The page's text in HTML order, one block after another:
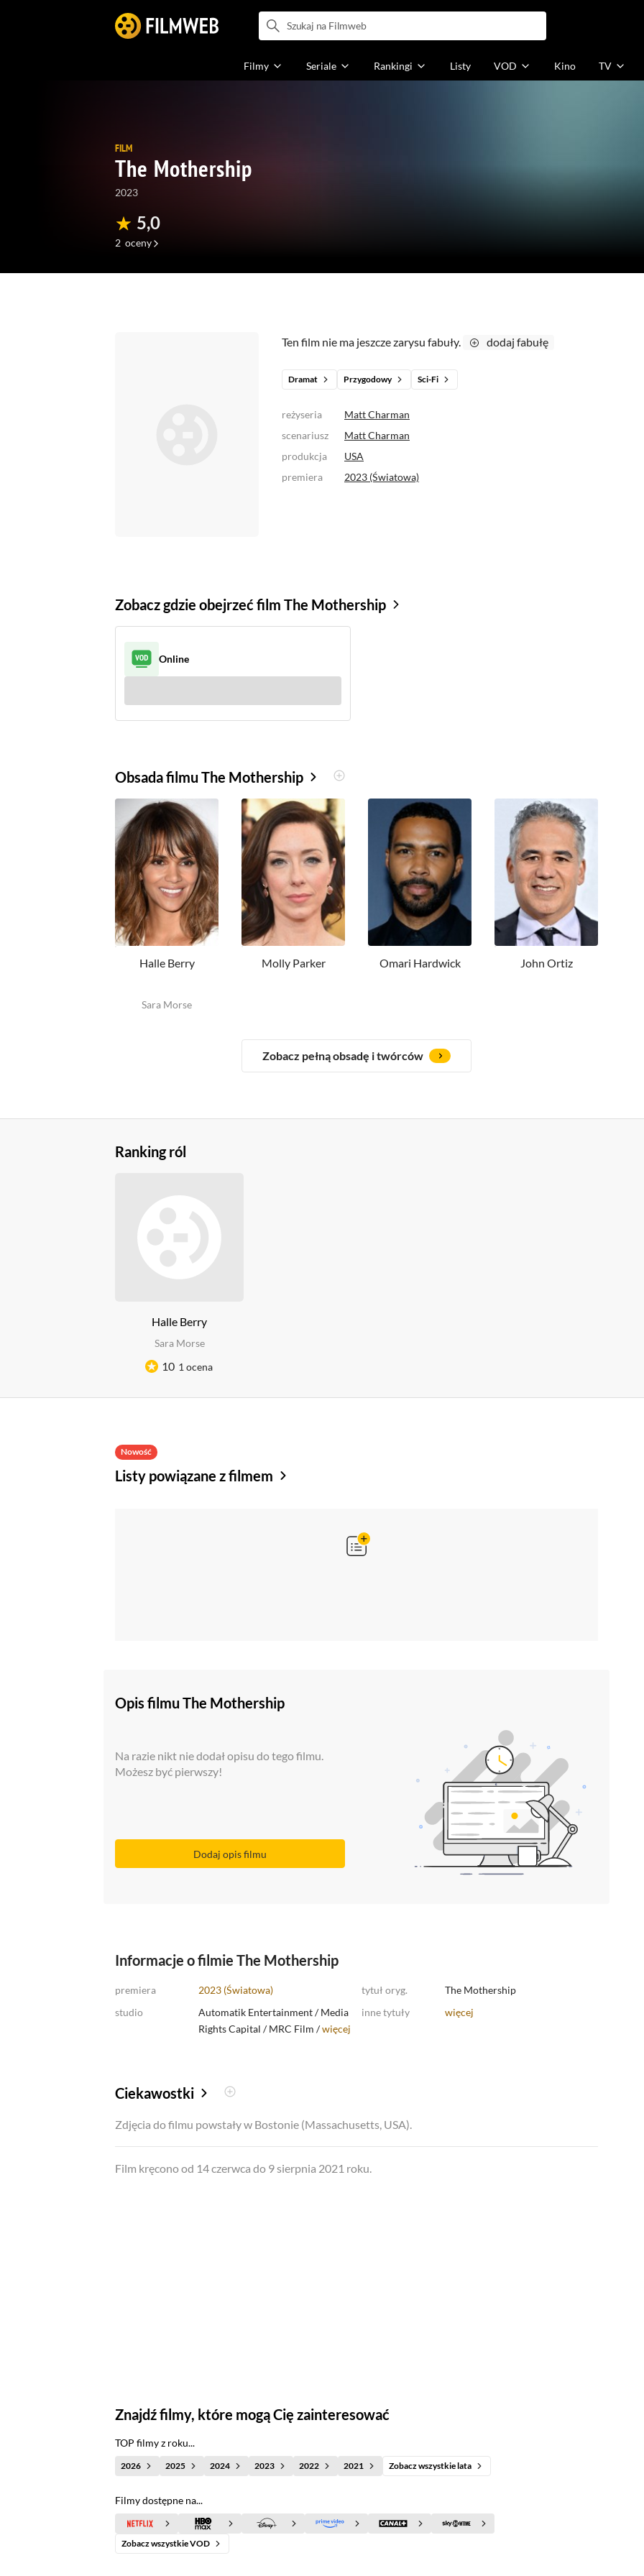
Filmy Seriale Rankingi Listy VOD Kino TV
FILM
The Mothership
2023
5,0
2 oceny
Ten film nie ma jeszcze zarysu fabuły. dodaj fabułę
Dramat Przygodowy Sci-Fi
reżyseria
Matt Charman
scenariusz
Matt Charman
produkcja
USA
premiera
2023 (Światowa)
Zobacz gdzie obejrzeć film The Mothership
Online
Obsada filmu The Mothership
Halle Berry
Sara Morse
Molly Parker Omari Hardwick John Ortiz
Zobacz pełną obsadę i twórców
Ranking ról
Halle Berry
Sara Morse
10 1 ocena
Nowość
Listy powiązane z filmem
Opis filmu The Mothership
Na razie nikt nie dodał opisu do tego filmu.
Możesz być pierwszy!
Dodaj opis filmu
Informacje o filmie The Mothership
premiera
2023 (Światowa)
studio
Automatik Entertainment/Media
Rights Capital /MRC Film /więcej
tytuł oryg.
The Mothership
inne tytuły
więcej
Ciekawostki
Zdjęcia do filmu powstały w Bostonie (Massachusetts, USA).
Film kręcono od 14 czerwca do 9 sierpnia 2021 roku.
Znajdź filmy, które mogą Cię zainteresować
TOP filmy z roku...
2026 2025 2024 2023 2022 2021 Zobacz wszystkie lata
Filmy dostępne na...
Zobacz wszystkie VOD